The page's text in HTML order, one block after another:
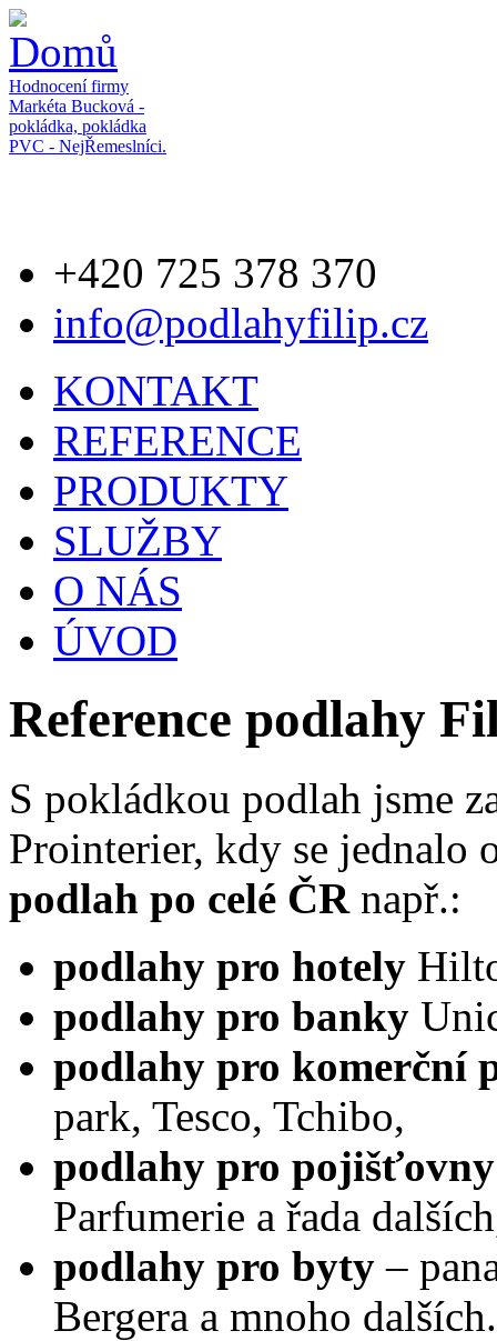
Přejít k hlavnímu obsahu
Hodnocení firmy
Markéta Bucková -
pokládka, pokládka
PVC - NejŘemeslníci.
+420 725 378 370
info@podlahyfilip.cz
KONTAKT
REFERENCE
PRODUKTY
SLUŽBY
O NÁS
ÚVOD
Reference podlahy
S pokládkou podlah jsme
Prointerier, kdy se jednalo
podlah po celé ČRnapř.:
podlahy pro hotely
podlahy pro banky
podlahy pro komerční
park, Tesco, Tchibo,
podlahy pro
Parfumerie a řada
podlahy pro byty –
Bergera a mnoho dalších.